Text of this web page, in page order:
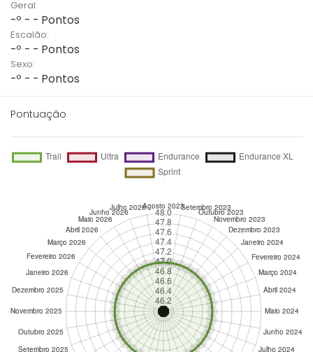
Geral:
-º - - Pontos
Escalão:
-º - - Pontos
Sexo:
-º - - Pontos
Pontuação